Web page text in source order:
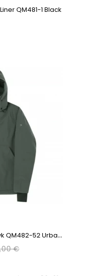
QM481-1 Black
B
Louson Krakatau Weryk QM482-52 Urban Chic
€